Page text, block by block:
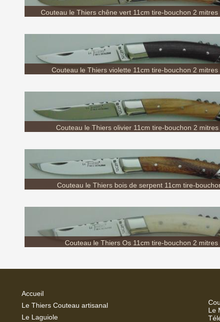
Couteau le Thiers chêne vert 11cm tire-bouchon 2 mitres
Couteau le Thiers violette 11cm tire-bouchon 2 mitres
Couteau le Thiers olivier 11cm tire-bouchon 2
Couteau le Thiers bois de serpent 11cm tire-
Couteau le Thiers Os 11cm tire-bouchon 2 mitres
Accueil
Le Thiers Couteau artisanal
Le Laguiole
Le